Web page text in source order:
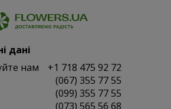
дані
нам
+1 718 475 92 72
(067) 355 77 55
(099) 355 77 55
(073) 565 56 68